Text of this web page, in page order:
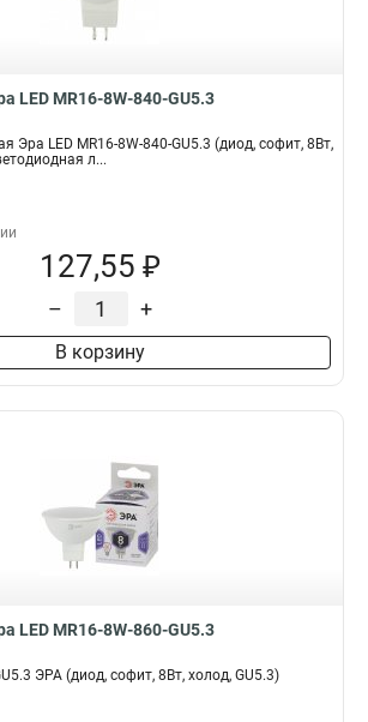
LED MR16-8W-840-GU5.3
Эра LED MR16-8W-840-GU5.3 (диод, софит, 8Вт,
л...
127,55 ₽
– +
В корзину
LED MR16-8W-860-GU5.3
ЭРА (диод, софит, 8Вт, холод, GU5.3)